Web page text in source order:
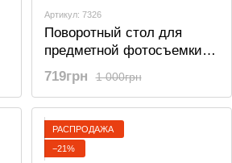
Артикул: 7326
Поворотный стол для
предметной фотосъемки и
демонстрации предметов с
3-мя скоростями OEM TT-
13, диаметром 13 см,
чёрный
1 000грн
719грн
РАСПРОДАЖА
−21%